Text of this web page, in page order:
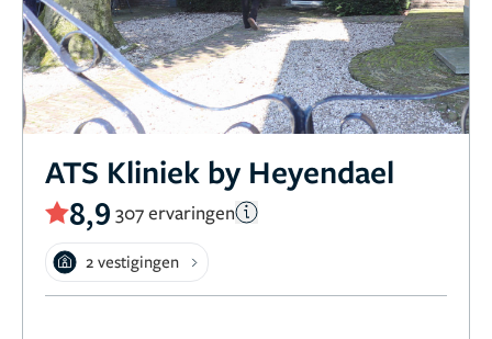
ATS Kliniek by Heyendael
8,9 307 ervaringen
2 vestigingen